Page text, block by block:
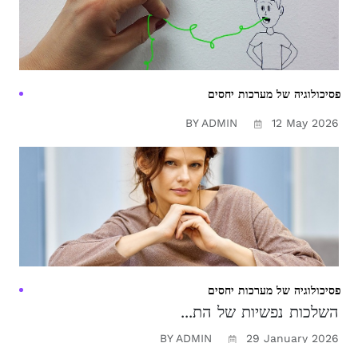
פסיכולוגיה של מערכות יחסים
BY ADMIN 12 May 2026
פסיכולוגיה של מערכות יחסים
השלכות נפשיות של הת...
BY ADMIN 29 January 2026